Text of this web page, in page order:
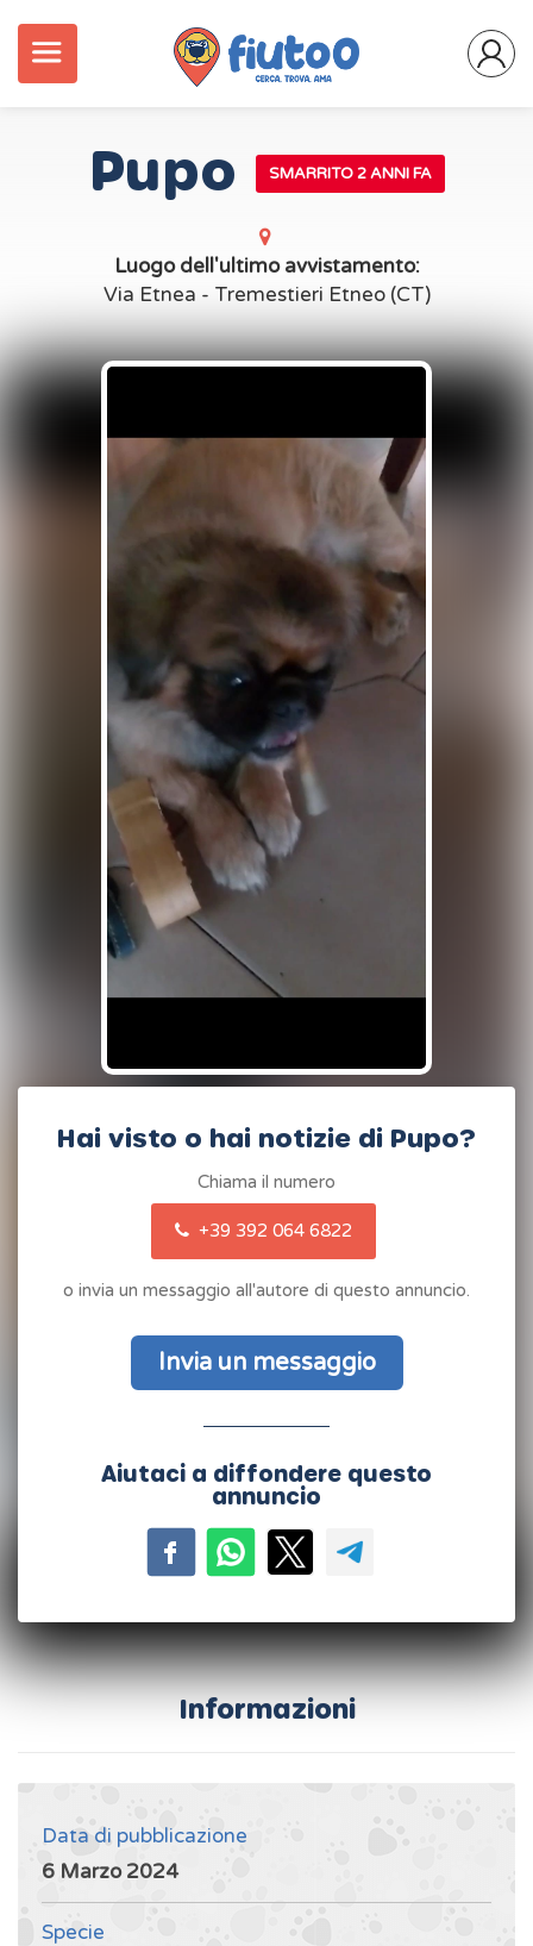
Pupo SMARRITO 2 ANNI FA
Luogo dell'ultimo avvistamento:
Via Etnea - Tremestieri Etneo (CT)
Hai visto o hai notizie di Pupo?
Chiama il numero
+39 392 064 6822
o invia un messaggio all'autore di questo annuncio.
Invia un messaggio
Aiutaci a diffondere questo
annuncio
Informazioni
Data di pubblicazione
6 Marzo 2024
Specie